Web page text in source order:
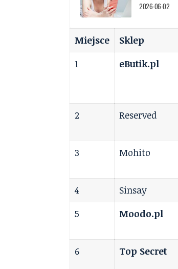
2026-06-02
Miejsce Sklep
1
eButik.pl
2
Reserved
3
Mohito
4 Sinsay
5
Moodo.pl
6
Top Secret